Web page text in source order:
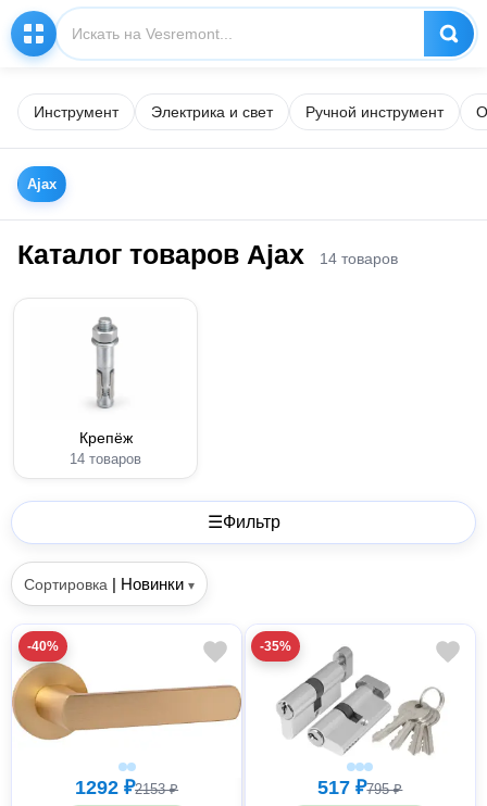
Инструмент Электрика и свет Ручной инструмент
Ajax
Каталог товаров Ajax 14 товаров
Крепёж
14 товаров
☰Фильтр
Сортировка | Новинки ▾
-40%
1292 ₽2153 ₽
-35%
517 ₽795 ₽